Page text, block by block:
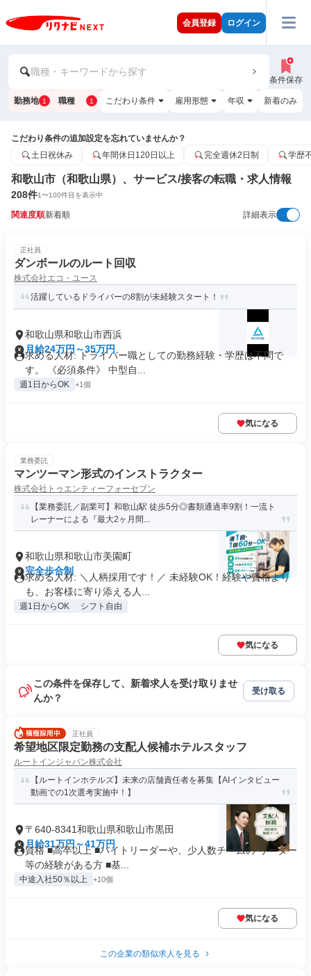
会員登録 ログイン
職種・キーワードから探す
条件保存
勤務地 1 職種 1 こだわり条件 雇用形態 年収 新着のみ
こだわり条件の追加設定を忘れていませんか？
土日祝休み
年間休日120日以上 完全週休2日制 学歴
和歌山市（和歌山県）、サービス/接客の転職・求人情報
208件1〜100件目を表示中
関連度順新着順 詳細表示
正社員
ダンボールのルート回収
株式会社エコ・ユース
活躍しているドライバーの8割が未経験スタート！
和歌山県和歌山市西浜
月給24万円～35万円
求める人材: ドライバー職としての勤務経験・学歴は不問で
す。 《必須条件》 中型自...
週1日からOK +1個
気になる
業務委託
マンツーマン形式のインストラクター
株式会社トゥエンティーフォーセブン
【業務委託／副業可】和歌山駅 徒歩5分◎書類通過率9割！一流ト
レーナーによる『最大2ヶ月間...
和歌山県和歌山市美園町
完全歩合制
求める人材: ＼人柄採用です！／ 未経験OK！経験や資格より
も、お客様に寄り添える人...
週1日からOK シフト自由
気になる
この条件を保存して、新着求人を受け取りませ
んか？
受け取る
正社員
希望地区限定勤務の支配人候補ホテルスタッフ
ルートインジャパン株式会社
【ルートインホテルズ】未来の店舗責任者を募集【AIインタビュー
動画での1次選考実施中！】
〒640-8341和歌山県和歌山市黒田
月給31万円～41万円
資格 ■高卒以上 ■バイトリーダーや、少人数チームの リーダー
等の経験がある方 ■基...
中途入社50％以上 +10個
気になる
この企業の類似求人を見る